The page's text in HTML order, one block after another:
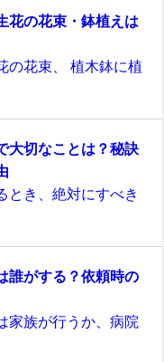
花の花束・鉢植えは
の花束、 植木鉢に植
大切なことは？秘訣
とき、絶対にすべき
誰がする？依頼時の
家族が行うか、病院